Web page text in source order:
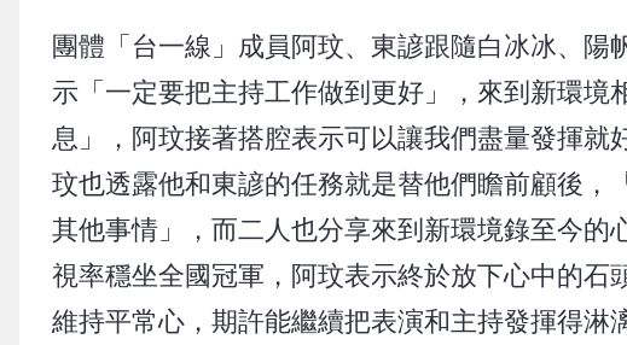
團體「台一線」成員阿玟、東諺跟隨白冰冰、陽
示「一定要把主持工作做到更好」，來到新環
息」，阿玟接著搭腔表示可以讓我們盡量發揮
玟也透露他和東諺的任務就是替他們瞻前顧後
其他事情」，而二人也分享來到新環境錄至今
視率穩坐全國冠軍，阿玟表示終於放下心中的石
維持平常心，期許能繼續把表演和主持發揮得淋